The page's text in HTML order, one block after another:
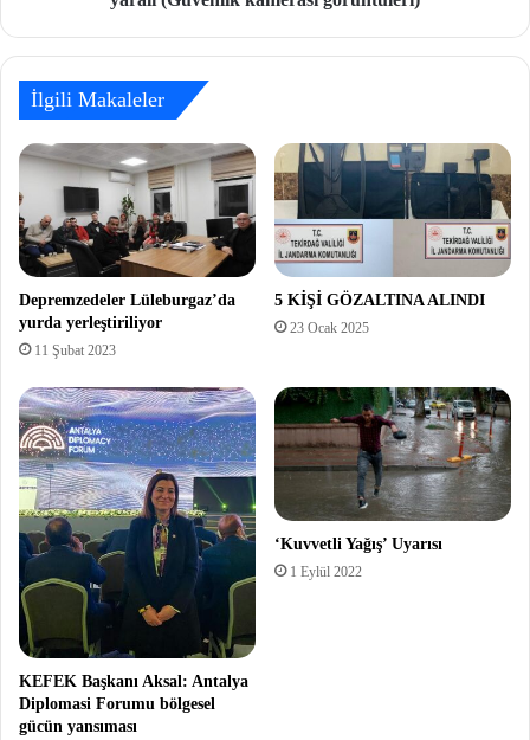
İlgili Makaleler
Depremzedeler Lüleburgaz’da
yurda yerleştiriliyor
11 Şubat 2023
5 KİŞİ GÖZALTINA ALINDI
23 Ocak 2025
KEFEK Başkanı Aksal: Antalya
Diplomasi Forumu bölgesel
gücün yansıması
‘Kuvvetli Yağış’ Uyarısı
1 Eylül 2022